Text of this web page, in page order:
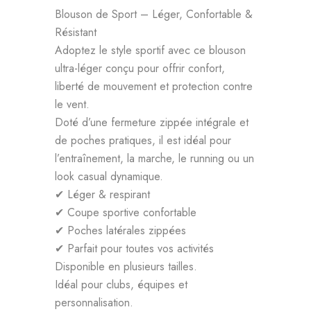
Blouson de Sport – Léger, Confortable &
Résistant
Adoptez le style sportif avec ce blouson
ultra-léger conçu pour offrir confort,
liberté de mouvement et protection contre
le vent.
Doté d’une fermeture zippée intégrale et
de poches pratiques, il est idéal pour
l’entraînement, la marche, le running ou un
look casual dynamique.
✔ Léger & respirant
✔ Coupe sportive confortable
✔ Poches latérales zippées
✔ Parfait pour toutes vos activités
Disponible en plusieurs tailles.
Idéal pour clubs, équipes et
personnalisation.